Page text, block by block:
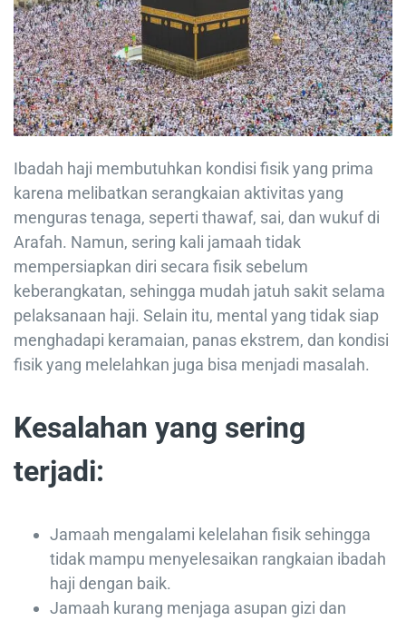
Ibadah haji membutuhkan kondisi fisik yang prima
karena melibatkan serangkaian aktivitas yang
menguras tenaga, seperti thawaf, sai, dan wukuf di
Arafah. Namun, sering kali jamaah tidak
mempersiapkan diri secara fisik sebelum
keberangkatan, sehingga mudah jatuh sakit selama
pelaksanaan haji. Selain itu, mental yang tidak siap
menghadapi keramaian, panas ekstrem, dan kondisi
fisik yang melelahkan juga bisa menjadi masalah.
Kesalahan yang sering
terjadi:
Jamaah mengalami kelelahan fisik sehingga
tidak mampu menyelesaikan rangkaian ibadah
haji dengan baik.
Jamaah kurang menjaga asupan gizi dan